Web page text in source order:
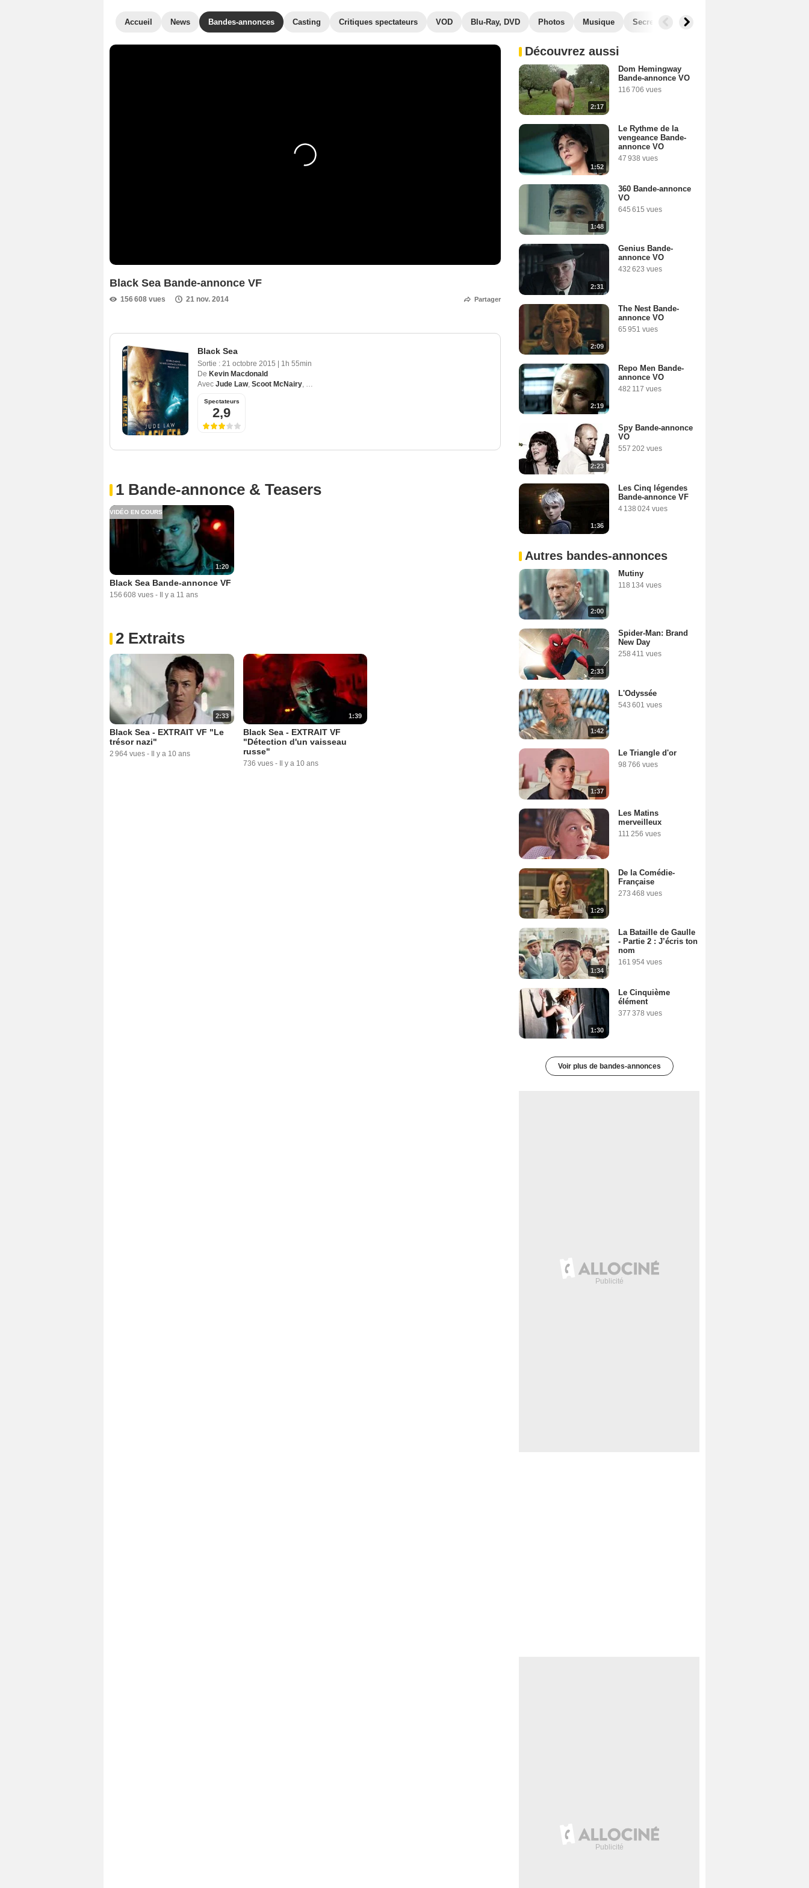
Accueil News Bandes-annonces Casting Critiques spectateurs VOD Blu-Ray, DVD Photos Musique Secrets de tournage
Black Sea Bande-annonce VF
156 608 vues 21 nov. 2014 Partager
Black Sea
Sortie : 21 octobre 2015
1h 55min
De Kevin Macdonald
Avec Jude Law, Scoot McNairy, Ben Mendelsohn
Spectateurs
2,9
1 Bande-annonce & Teasers
1:20
VIDÉO EN COURS
Black Sea Bande-annonce VF
156 608 vues - Il y a 11 ans
2 Extraits
2:33
Black Sea - EXTRAIT VF "Le
trésor nazi"
2 964 vues - Il y a 10 ans
1:39
Black Sea - EXTRAIT VF
"Détection d'un vaisseau
russe"
736 vues - Il y a 10 ans
Découvrez aussi
2:17
Dom Hemingway
Bande-annonce VO
116 706 vues
1:52
Le Rythme de la
vengeance Bande-
annonce VO
47 938 vues
1:48
360 Bande-annonce
VO
645 615 vues
2:31
Genius Bande-
annonce VO
432 623 vues
2:09
The Nest Bande-
annonce VO
65 951 vues
2:19
Repo Men Bande-
annonce VO
482 117 vues
2:23
Spy Bande-annonce
VO
557 202 vues
1:36
Les Cinq légendes
Bande-annonce VF
4 138 024 vues
Autres bandes-annonces
2:00
Mutiny
118 134 vues
2:33
Spider-Man: Brand
New Day
258 411 vues
1:42
L'Odyssée
543 601 vues
1:37
Le Triangle d'or
98 766 vues
Les Matins
merveilleux
111 256 vues
1:29
De la Comédie-
Française
273 468 vues
1:34
La Bataille de Gaulle
- Partie 2 : J’écris ton
nom
161 954 vues
1:30
Le Cinquième
élément
377 378 vues
Voir plus de bandes-annonces